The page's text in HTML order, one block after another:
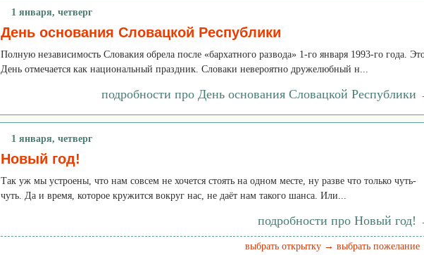
1 января, четверг
День основания Словацкой Республики
Полную независимость Словакия обрела после «бархатного развода» 1-го января 1993-го года.
День отмечается как национальный праздник. Словаки невероятно дружелюбный н...
подробности про День основания Словацкой Республики
1 января, четверг
Новый год!
Так уж мы устроены, что нам совсем не хочется стоять на одном месте, ну разве что только чуть-
чуть. Да и время, которое кружится вокруг нас, не даёт нам такого шанса. Или...
подробности про Новый год!
выбрать открытку → выбрать